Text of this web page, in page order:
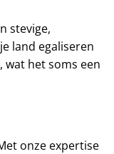
stevige,
land egaliseren
wat het soms een
onze expertise